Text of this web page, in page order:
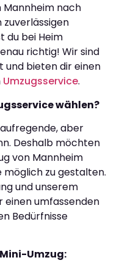
Mannheim nach
zuverlässigen
du bei Heim
richtig! Wir sind
und bieten dir einen
Umzugsservice.
wählen?
aber
Deshalb möchten
von Mannheim
möglich zu gestalten.
und unserem
einen umfassenden
Bedürfnisse
Umzug: